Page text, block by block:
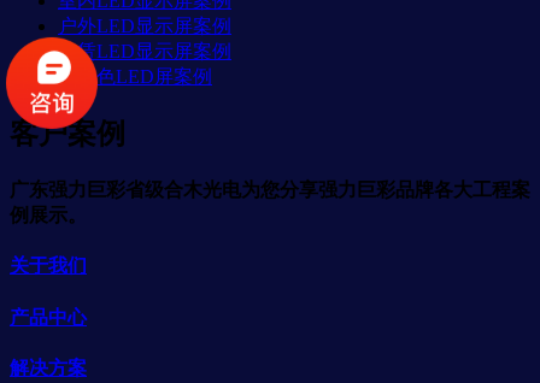
户外LED显示屏案例
租赁LED显示屏案例
单双色LED屏案例
客户案例
广东强力巨彩省级合木光电为您分享强力巨彩品牌各大工程案
例展示。
关于我们
产品中心
解决方案